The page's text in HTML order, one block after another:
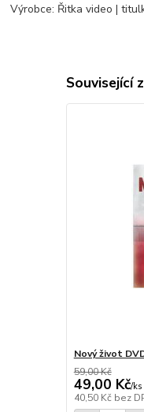
Výrobce: Řitka video |
Související
Nový život
59,00 Kč
49,00 Kč/ks
40,50 Kč bez